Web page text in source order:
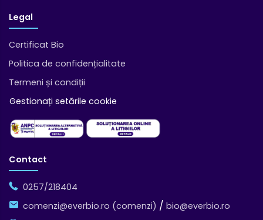
Legal
Certificat Bio
Politica de confidențialitate
Termeni și condiții
Gestionați setările cookie
Contact
0257/218404
comenzi@everbio.ro (comenzi) / bio@everbio.ro